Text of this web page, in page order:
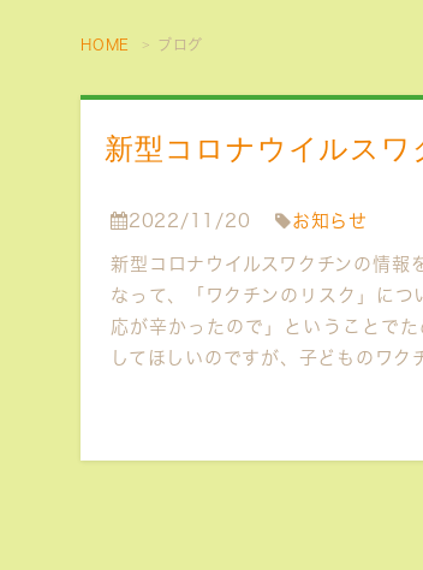
HOME ブログ
新型コロナウイルス
2022/11/20 お知らせ
新型コロナウイルスワクチンの情報
なって、「ワクチンのリスク」に
応が辛かったので」ということで
してほしいのですが、子どものワ